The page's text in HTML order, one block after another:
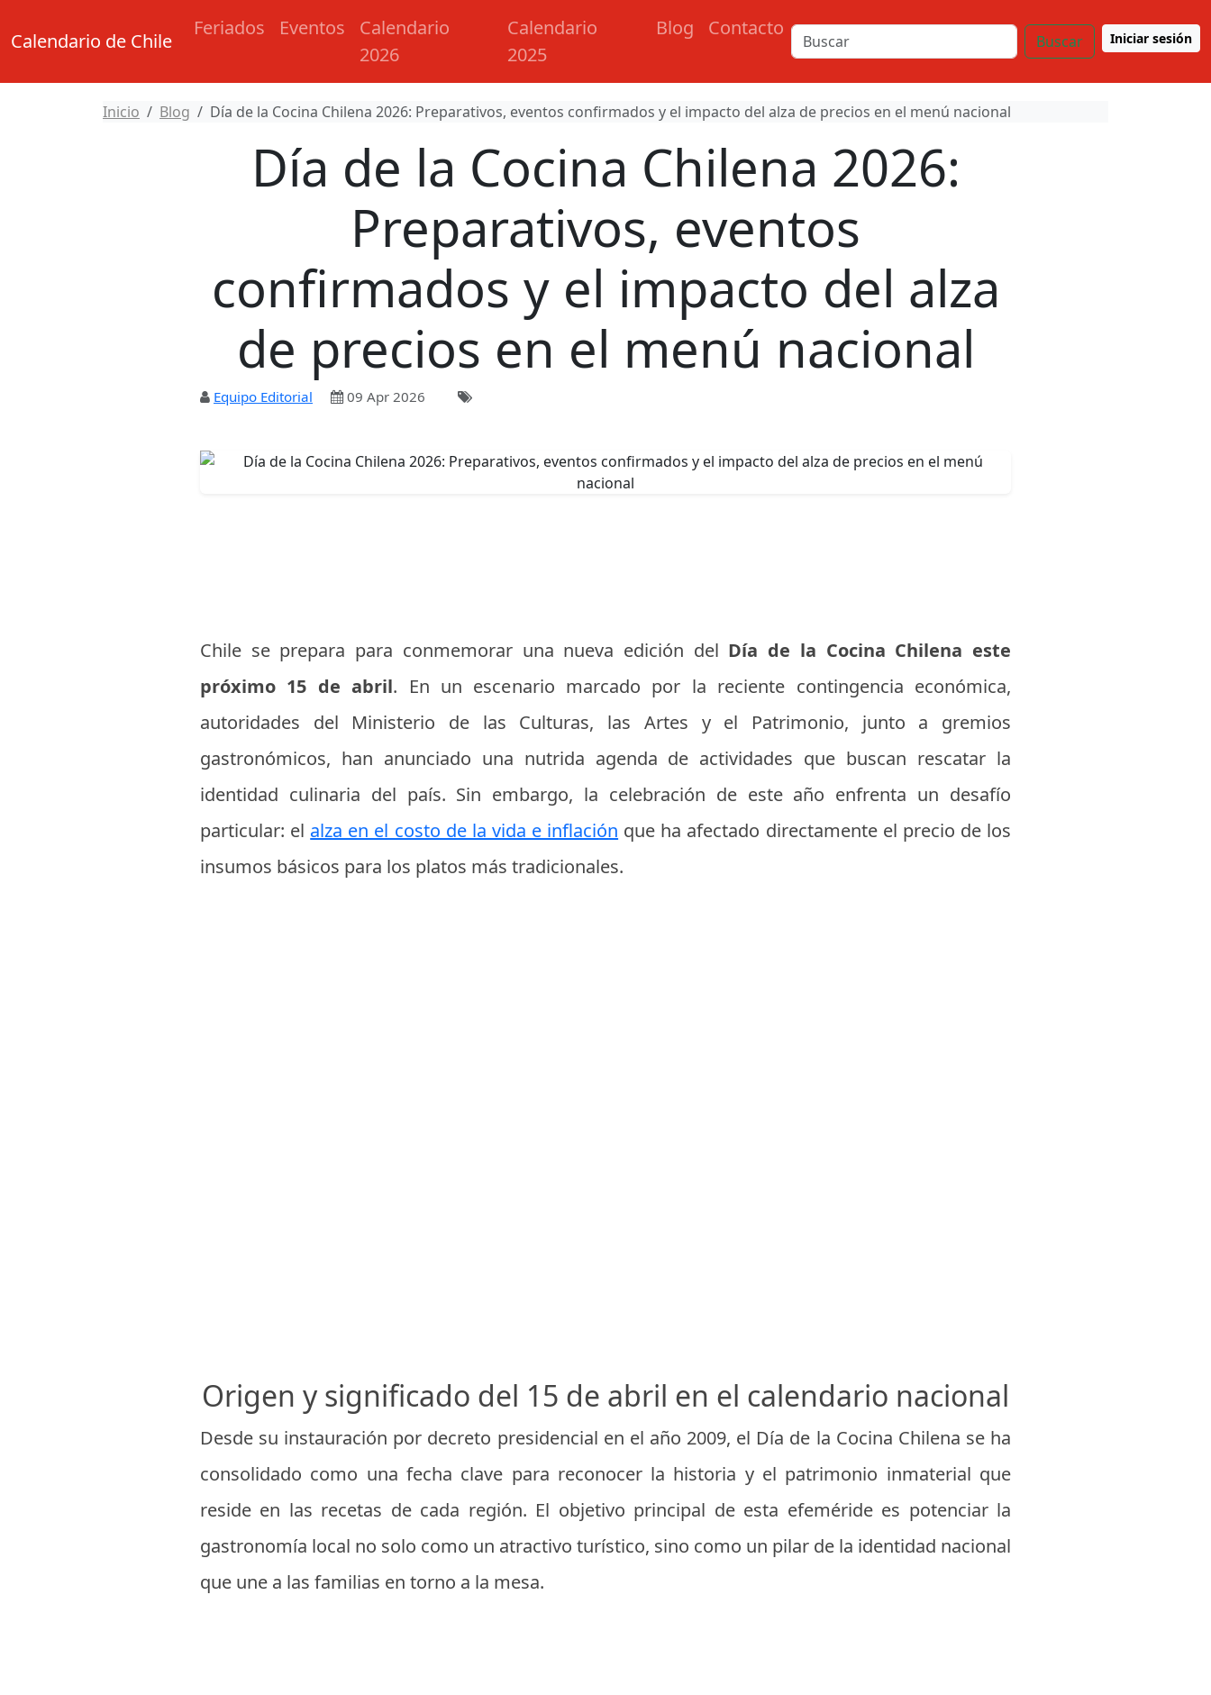
Calendario de Chile
Feriados Eventos
Calendario
2026
Calendario
2025
Blog Contacto
Buscar Iniciar sesión
Inicio Blog Día de la Cocina Chilena 2026: Preparativos, eventos confirmados y el impacto del alza de precios en el menú nacional
Día de la Cocina Chilena 2026:
Preparativos, eventos
confirmados y el impacto del alza
de precios en el menú nacional
Equipo Editorial 09 Apr 2026
Chile se prepara para conmemorar una nueva edición del Día de la Cocina Chilena este
próximo 15 de abril. En un escenario marcado por la reciente contingencia económica,
autoridades del Ministerio de las Culturas, las Artes y el Patrimonio, junto a gremios
gastronómicos, han anunciado una nutrida agenda de actividades que buscan rescatar la
identidad culinaria del país. Sin embargo, la celebración de este año enfrenta un desafío
particular: el alza en el costo de la vida e inflación que ha afectado directamente el precio de los
insumos básicos para los platos más tradicionales.
Origen y significado del 15 de abril en el calendario nacional
Desde su instauración por decreto presidencial en el año 2009, el Día de la Cocina Chilena se ha
consolidado como una fecha clave para reconocer la historia y el patrimonio inmaterial que
reside en las recetas de cada región. El objetivo principal de esta efeméride es potenciar la
gastronomía local no solo como un atractivo turístico, sino como un pilar de la identidad nacional
que une a las familias en torno a la mesa.